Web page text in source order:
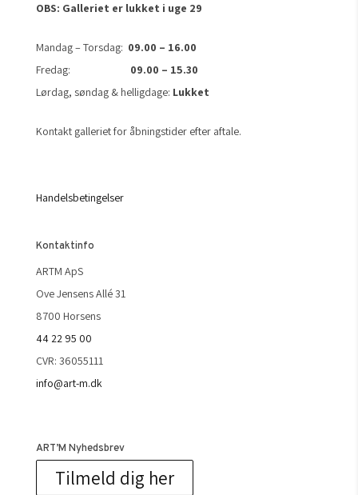
OBS: Galleriet er lukket i uge 29
Mandag – Torsdag: 09.00 – 16.00
Fredag: 09.00 – 15.30
Lørdag, søndag & helligdage: Lukket
Kontakt galleriet for åbningstider efter aftale.
Handelsbetingelser
Kontaktinfo
ARTM ApS
Ove Jensens Allé 31
8700 Horsens
44 22 95 00
CVR: 36055111
info@art-m.dk
ART’M Nyhedsbrev
Tilmeld dig her